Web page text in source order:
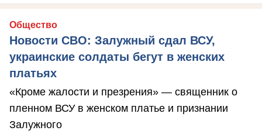
Общество
Новости СВО: Залужный сдал ВСУ,
украинские солдаты бегут в женских
платьях
«Кроме жалости и презрения» — священник о
пленном ВСУ в женском платье и признании
Залужного